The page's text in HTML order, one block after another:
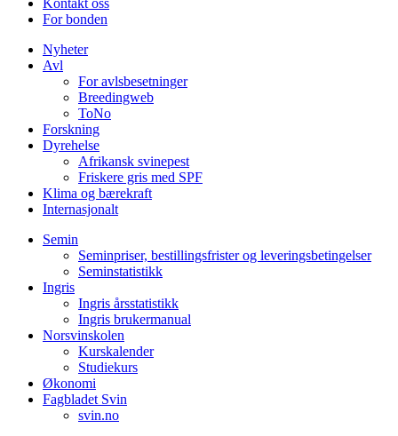
For bonden
Nyheter
Avl
For avlsbesetninger
Breedingweb
ToNo
Forskning
Dyrehelse
Afrikansk svinepest
Friskere gris med SPF
Klima og bærekraft
Internasjonalt
Semin
Seminpriser, bestillingsfrister og leveringsbetingelser
Seminstatistikk
Ingris
Ingris årsstatistikk
Ingris brukermanual
Norsvinskolen
Kurskalender
Studiekurs
Økonomi
Fagbladet Svin
svin.no